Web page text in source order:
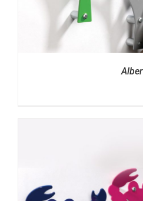
Alber